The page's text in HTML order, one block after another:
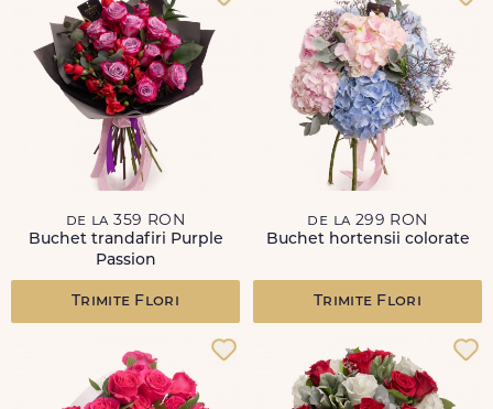
de la 359 RON
Buchet trandafiri Purple
Passion
Trimite Flori
de la 299 RON
Buchet hortensii colorate
Trimite Flori